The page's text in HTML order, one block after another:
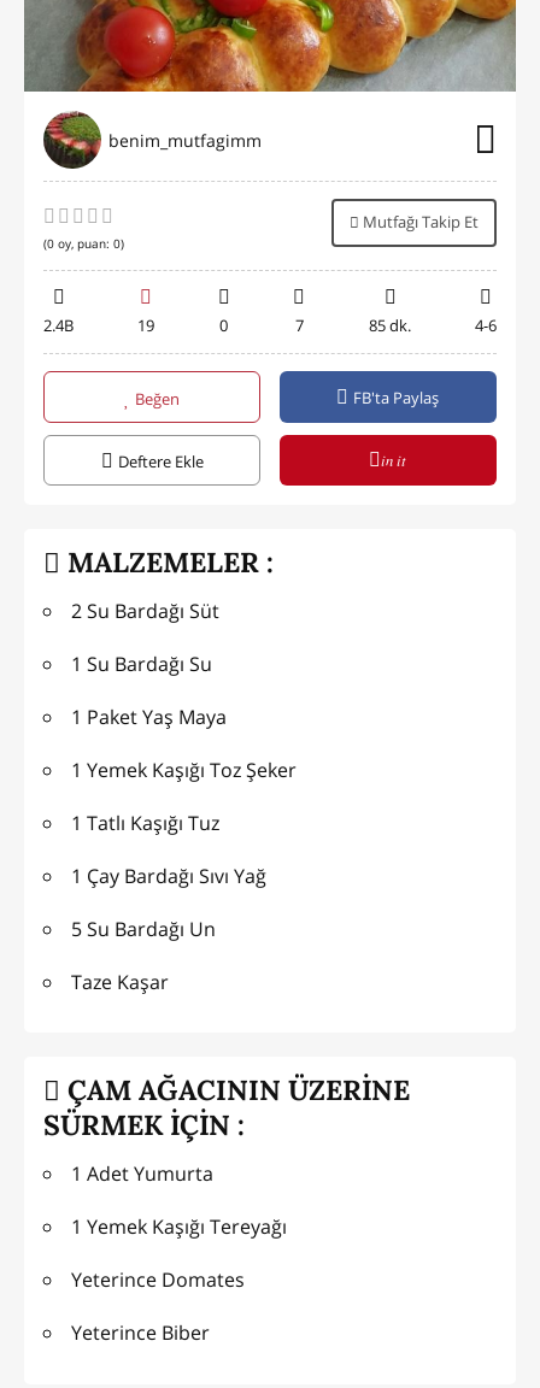
benim_mutfagimm
(0 oy, puan: 0)
Mutfağı Takip Et
2.4B 19 0 7 85 dk. 4-6
Beğen FB'ta Paylaş
Deftere Ekle in it
MALZEMELER :
2 Su Bardağı Süt
1 Su Bardağı Su
1 Paket Yaş Maya
1 Yemek Kaşığı Toz Şeker
1 Tatlı Kaşığı Tuz
1 Çay Bardağı Sıvı Yağ
5 Su Bardağı Un
Taze Kaşar
ÇAM AĞACININ ÜZERİNE
SÜRMEK İÇİN :
1 Adet Yumurta
1 Yemek Kaşığı Tereyağı
Yeterince Domates
Yeterince Biber